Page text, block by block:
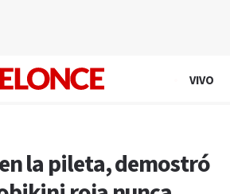
VIVO
la pileta, demostró